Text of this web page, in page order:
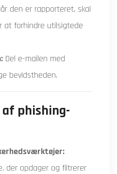
den er rapporteret, skal
at forhindre utilsigtede
Del e-mailen med
bevidstheden.
af phishing-
der opdager og filtrerer